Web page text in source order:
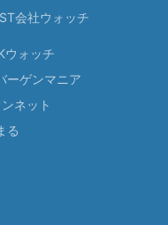
会社ウォッチ
ウォッチ
ーゲンマニア
ネット
る